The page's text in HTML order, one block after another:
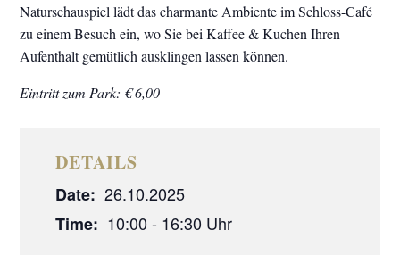
Naturschauspiel lädt das charmante Ambiente im Schloss-Café
zu einem Besuch ein, wo Sie bei Kaffee & Kuchen Ihren
Aufenthalt gemütlich ausklingen lassen können.
Eintritt zum Park: € 6,00
DETAILS
Date: 26.10.2025
Time: 10:00 - 16:30